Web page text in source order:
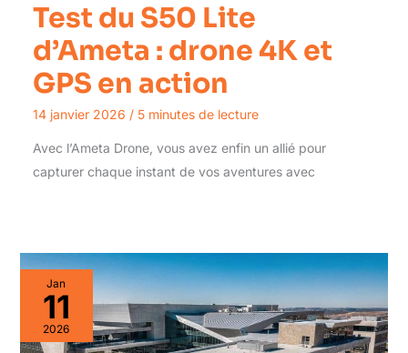
Test du S50 Lite
d’Ameta : drone 4K et
GPS en action
14 janvier 2026 / 5 minutes de lecture
Avec l’Ameta Drone, vous avez enfin un allié pour
capturer chaque instant de vos aventures avec
Jan
11
2026